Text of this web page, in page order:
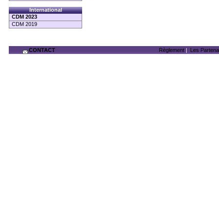
International
CDM 2023
CDM 2019
CONTACT Règlement| Les